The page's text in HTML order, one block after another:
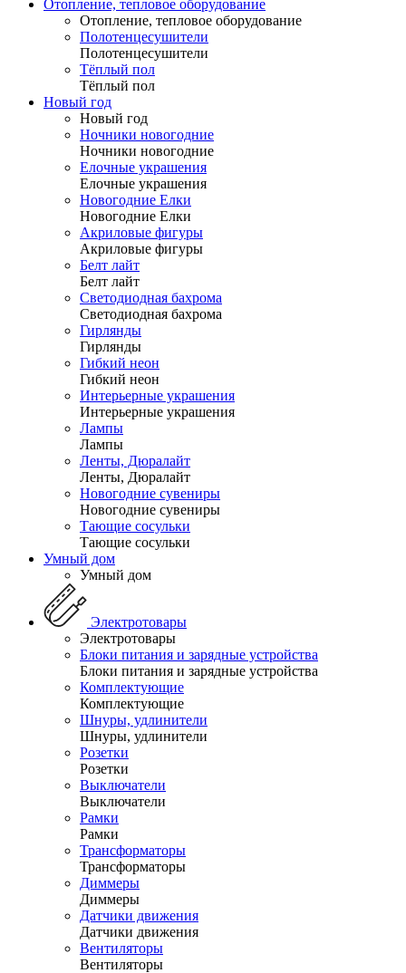
Отопление, тепловое оборудование
Отопление, тепловое оборудование
Полотенцесушители
Полотенцесушители
Тёплый пол
Тёплый пол
Новый год
Новый год
Ночники новогодние
Ночники новогодние
Елочные украшения
Елочные украшения
Новогодние Елки
Новогодние Елки
Акриловые фигуры
Акриловые фигуры
Белт лайт
Белт лайт
Светодиодная бахрома
Светодиодная бахрома
Гирлянды
Гирлянды
Гибкий неон
Гибкий неон
Интерьерные украшения
Интерьерные украшения
Лампы
Лампы
Ленты, Дюралайт
Ленты, Дюралайт
Новогодние сувениры
Новогодние сувениры
Тающие сосульки
Тающие сосульки
Умный дом
Умный дом
Электротовары
Электротовары
Блоки питания и зарядные устройства
Блоки питания и зарядные устройства
Комплектующие
Комплектующие
Шнуры, удлинители
Шнуры, удлинители
Розетки
Розетки
Выключатели
Выключатели
Рамки
Рамки
Трансформаторы
Трансформаторы
Диммеры
Диммеры
Датчики движения
Датчики движения
Вентиляторы
Вентиляторы